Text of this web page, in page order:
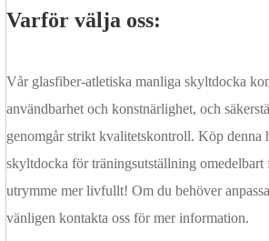
Varför välja oss:
Vår glasfiber-atletiska manliga skyltdocka
användbarhet och konstnärlighet, och
genomgår strikt kvalitetskontroll. Köp denna
skyltdocka för träningsutställning omedelbart
utrymme mer livfullt! Om du behöver
vänligen kontakta oss för mer information.